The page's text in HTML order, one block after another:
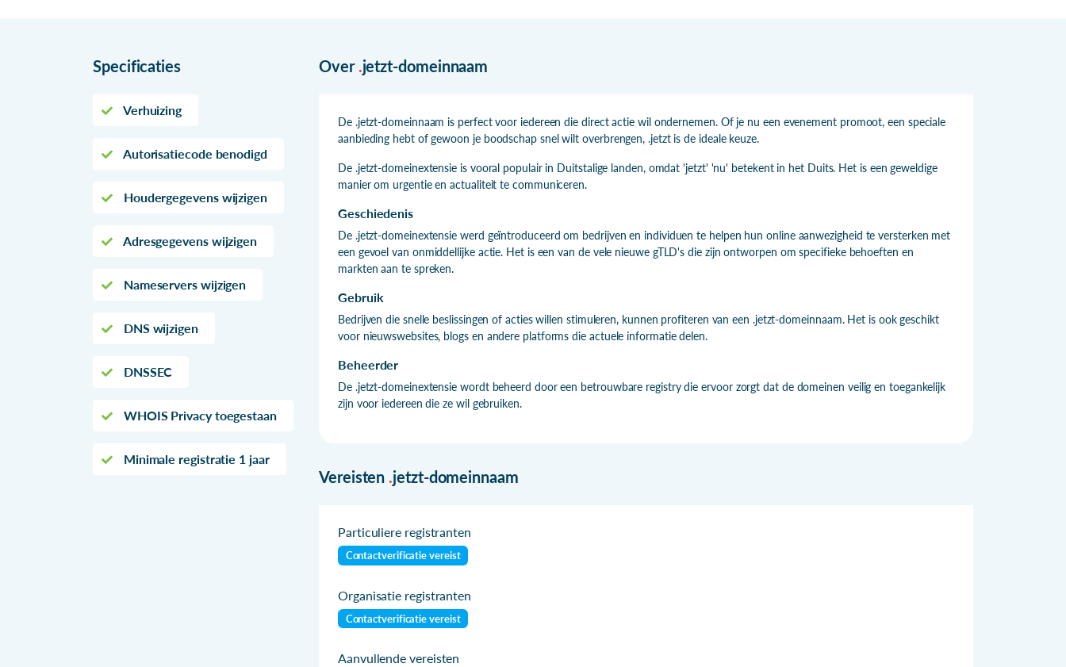
Specificaties
Verhuizing
Autorisatiecode benodigd
Houdergegevens wijzigen
Adresgegevens wijzigen
Nameservers wijzigen
DNS wijzigen
DNSSEC
WHOIS Privacy toegestaan
Minimale registratie 1 jaar
Over .jetzt-domeinnaam
De .jetzt-domeinnaam is perfect voor iedereen die direct actie wil ondernemen. Of je nu een evenement promoot, een speciale
aanbieding hebt of gewoon je boodschap snel wilt overbrengen, .jetzt is de ideale keuze.
De .jetzt-domeinextensie is vooral populair in Duitstalige landen, omdat 'jetzt' 'nu' betekent in het Duits. Het is een geweldige
manier om urgentie en actualiteit te communiceren.
Geschiedenis
De .jetzt-domeinextensie werd geïntroduceerd om bedrijven en individuen te helpen hun online aanwezigheid te versterken met
een gevoel van onmiddellijke actie. Het is een van de vele nieuwe gTLD's die zijn ontworpen om specifieke behoeften en
markten aan te spreken.
Gebruik
Bedrijven die snelle beslissingen of acties willen stimuleren, kunnen profiteren van een .jetzt-domeinnaam. Het is ook geschikt
voor nieuwswebsites, blogs en andere platforms die actuele informatie delen.
Beheerder
De .jetzt-domeinextensie wordt beheerd door een betrouwbare registry die ervoor zorgt dat de domeinen veilig en toegankelijk
zijn voor iedereen die ze wil gebruiken.
Vereisten .jetzt-domeinnaam
Particuliere registranten
Contactverificatie vereist
Organisatie registranten
Contactverificatie vereist
Aanvullende vereisten